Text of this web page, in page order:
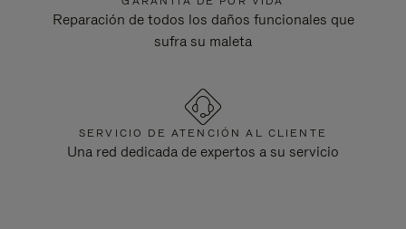
Reparación de todos los daños funcionales que
sufra su maleta
SERVICIO DE ATENCIÓN AL CLIENTE
Una red dedicada de expertos a su servicio